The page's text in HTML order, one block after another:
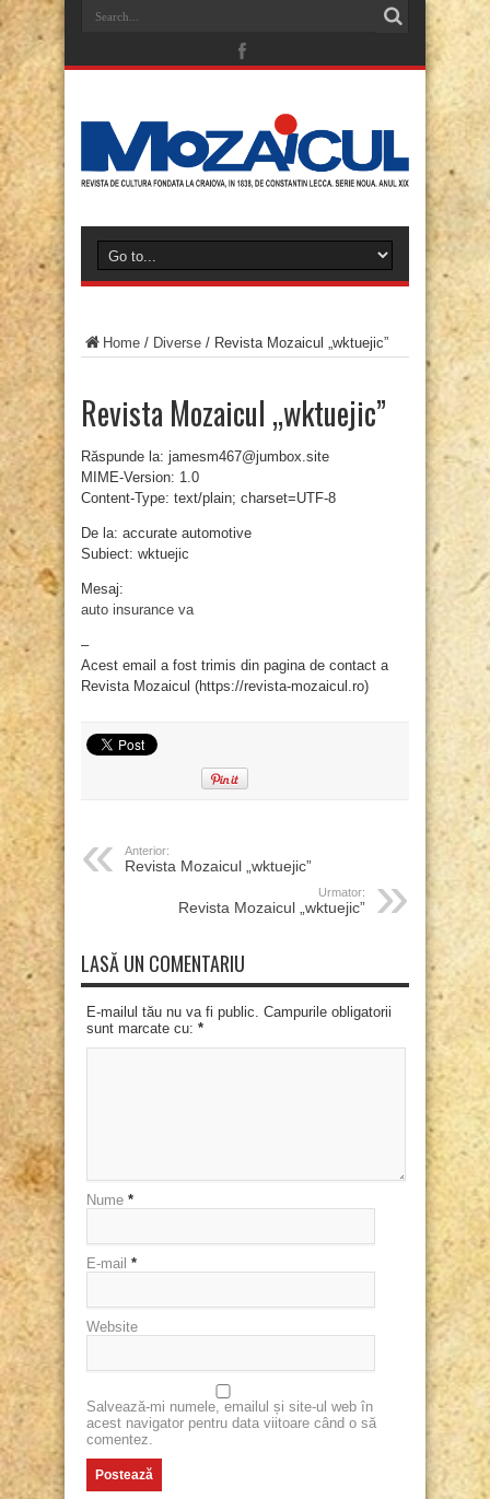
Home / Diverse / Revista Mozaicul „wktuejic”
Revista Mozaicul „wktuejic”
Răspunde la: jamesm467@jumbox.site
MIME-Version: 1.0
Content-Type: text/plain; charset=UTF-8
De la: accurate automotive
Subiect: wktuejic
Mesaj:
auto insurance va
–
Acest email a fost trimis din pagina de contact a
Revista Mozaicul (https://revista-mozaicul.ro)
Anterior:
Revista Mozaicul „wktuejic”
Urmator:
Revista Mozaicul „wktuejic”
LASĂ UN COMENTARIU
E-mailul tău nu va fi public. Campurile obligatorii
sunt marcate cu: *
Nume *
E-mail *
Website
Salvează-mi numele, emailul și site-ul web în
acest navigator pentru data viitoare când o să
comentez.